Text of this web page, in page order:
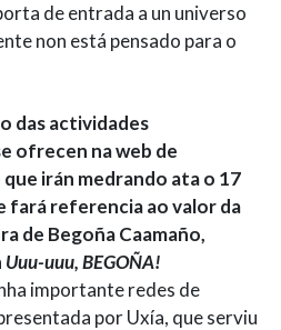
de entrada a un universo
non está pensado para o
das actividades
ofrecen na web de
que irán medrando ata o 17
fará referencia ao valor da
de Begoña Caamaño,
Uuu-uuu, BEGOÑA!
importante redes de
por Uxía, que serviu